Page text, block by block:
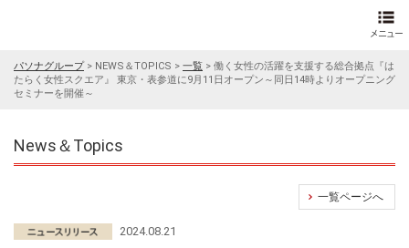
パソナグループ> NEWS＆TOPICS > 一覧 > 働く女性の活躍を支援する総合拠点『は
たらく女性スクエア』 東京・表参道に9月11日オープン～同日14時よりオープニング
セミナーを開催～
News＆Topics
一覧ページへ
2024.08.21